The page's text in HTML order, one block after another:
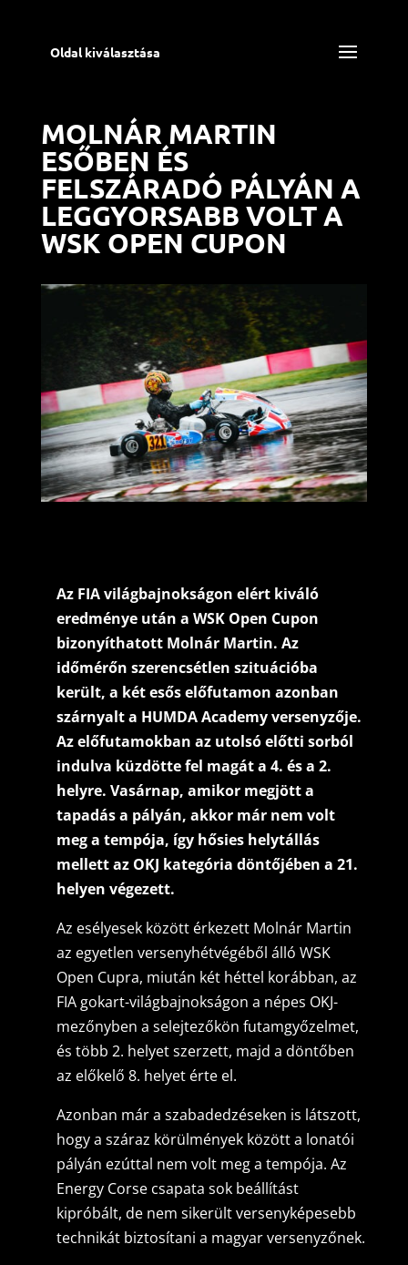
Oldal kiválasztása
MOLNÁR MARTIN
ESŐBEN ÉS
FELSZÁRADÓ PÁLYÁN A
LEGGYORSABB VOLT A
WSK OPEN CUPON
Az FIA világbajnokságon elért kiváló
eredménye után a WSK Open Cupon
bizonyíthatott Molnár Martin. Az
időmérőn szerencsétlen szituációba
került, a két esős előfutamon azonban
szárnyalt a HUMDA Academy versenyzője.
Az előfutamokban az utolsó előtti sorból
indulva küzdötte fel magát a 4. és a 2.
helyre. Vasárnap, amikor megjött a
tapadás a pályán, akkor már nem volt
meg a tempója, így hősies helytállás
mellett az OKJ kategória döntőjében a 21.
helyen végezett.
Az esélyesek között érkezett Molnár Martin
az egyetlen versenyhétvégéből álló WSK
Open Cupra, miután két héttel korábban, az
FIA gokart-világbajnokságon a népes OKJ-
mezőnyben a selejtezőkön futamgyőzelmet,
és több 2. helyet szerzett, majd a döntőben
az előkelő 8. helyet érte el.
Azonban már a szabadedzéseken is látszott,
hogy a száraz körülmények között a lonatói
pályán ezúttal nem volt meg a tempója. Az
Energy Corse csapata sok beállítást
kipróbált, de nem sikerült versenyképesebb
technikát biztosítani a magyar versenyzőnek.